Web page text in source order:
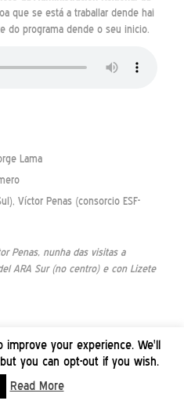
que se está a traballar dende hai
do programa dende o seu inicio.
Lama
Víctor Penas (consorcio ESF-
Penas, nunha das visitas a
ARA Sur (no centro) e con Lizete
your experience. We'll
you can opt-out if you wish.
Read More